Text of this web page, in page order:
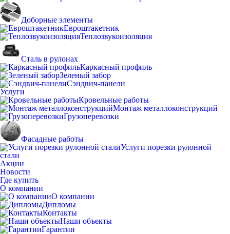
Доборные элементы
Евроштакетник
Теплозвукоизоляция
Сталь в рулонах
Каркасный профиль
Зеленый забор
Сэндвич-панели
Услуги
Кровельные работы
Монтаж металлоконструкций
Грузоперевозки
Фасадные работы
Услуги порезки рулонной
стали
Акции
Новости
Где купить
О компании
О компании
Дипломы
Контакты
Наши объекты
Гарантии